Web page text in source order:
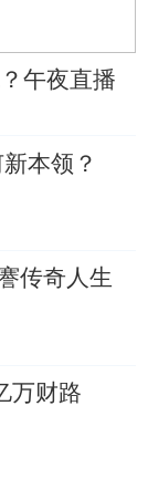
午夜直播
本领？
传奇人生
万财路